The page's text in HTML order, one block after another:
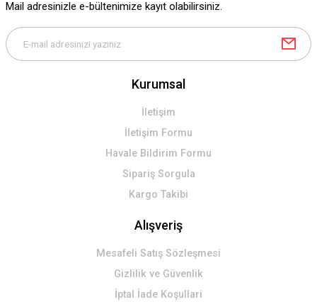
Mail adresinizle e-bültenimize kayıt olabilirsiniz.
Kurumsal
İletişim
İletişim Formu
Havale Bildirim Formu
Sipariş Sorgula
Kargo Takibi
Alışveriş
Mesafeli Satış Sözleşmesi
Gizlilik ve Güvenlik
İptal İade Koşullari